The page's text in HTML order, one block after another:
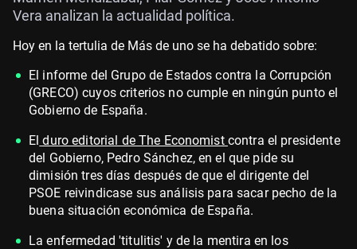
Vera analizan la actualidad política.
Hoy en la tertulia de Más de uno se ha debatido sobre:
El informe del Grupo de Estados contra la Corrupción
(GRECO) cuyos criterios no cumple en ningún punto el
Gobierno de España.
El duro editorial de The Economist contra el presidente
del Gobierno, Pedro Sánchez, en el que pide su
dimisión tres días después de que el dirigente del
PSOE reivindicase sus análisis para sacar pecho de la
buena situación económica de España.
La enfermedad 'titulitis' y de la mentira en los